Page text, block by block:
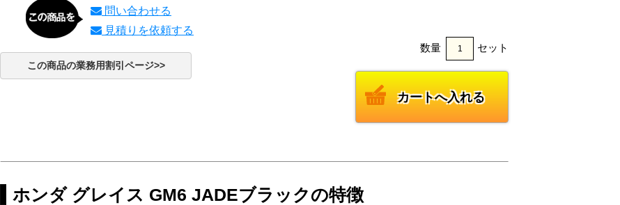
問い合わせる
見積りを依頼する
この商品の業務用割引ページ>>
数量 セット
ホンダ グレイス GM6 JADEブラックの特徴